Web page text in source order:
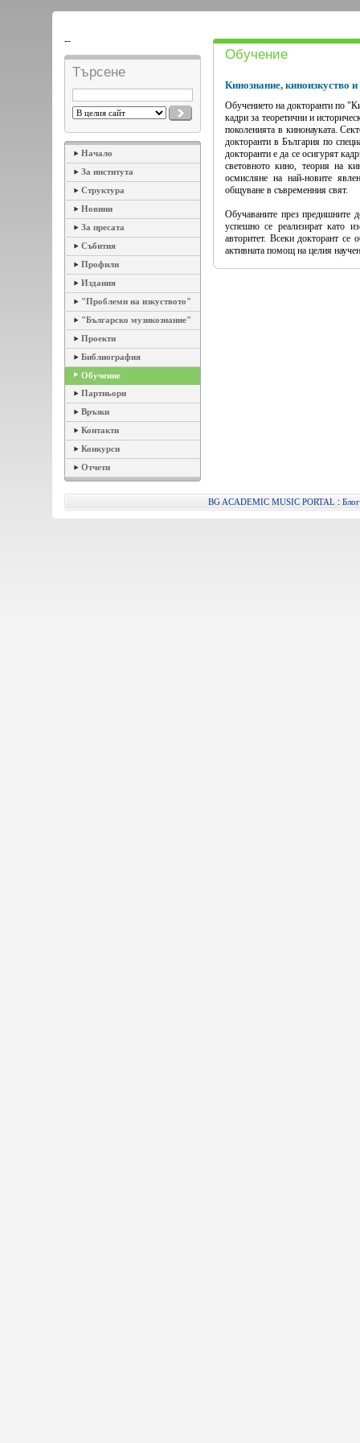
--
Търсене
Начало
За института
Структура
Новини
За пресата
Събития
Профили
Издания
"Проблеми на изкуството"
"Българско музикознание"
Проекти
Библиография
Обучение
Партньори
Връзки
Контакти
Конкурси
Отчети
Обучение
Кинознание, киноизкуство и
Обучението на докторанти по
кадри за теоретични и
поколенията в кинонауката.
докторанти в България по
докторанти е да се осигурят
световното кино, теория на
осмисляне на най-новите
общуване в съвременния свят.
Обучаваните през предишните
успешно се реализират като
авторитет. Всеки докторант се
активната помощ на целия
BG ACADEMIC MUSIC PORTAL : Блог